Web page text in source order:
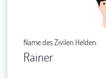
Name des Zivilen Helden:
Rainer